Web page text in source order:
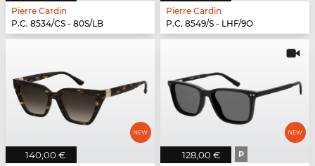
Pierre Cardin
P.C. 8534/CS - 80S/LB
Pierre Cardin
P.C. 8549/S - LHF/9O
140,00 € 128,00 € P